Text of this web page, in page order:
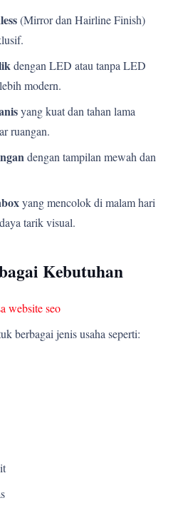
(Mirror dan Hairline Finish)
dengan LED atau tanpa LED
modern.
yang kuat dan tahan lama
ruangan.
dengan tampilan mewah dan
yang mencolok di malam hari
tarik visual.
Kebutuhan
berbagai jenis usaha seperti: